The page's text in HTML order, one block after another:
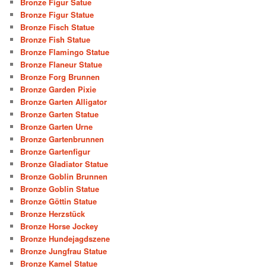
Bronze Figur Statue
Bronze Fisch Statue
Bronze Fish Statue
Bronze Flamingo Statue
Bronze Flaneur Statue
Bronze Forg Brunnen
Bronze Garden Pixie
Bronze Garten Alligator
Bronze Garten Statue
Bronze Garten Urne
Bronze Gartenbrunnen
Bronze Gartenfigur
Bronze Gladiator Statue
Bronze Goblin Brunnen
Bronze Goblin Statue
Bronze Göttin Statue
Bronze Herzstück
Bronze Horse Jockey
Bronze Hundejagdszene
Bronze Jungfrau Statue
Bronze Kamel Statue